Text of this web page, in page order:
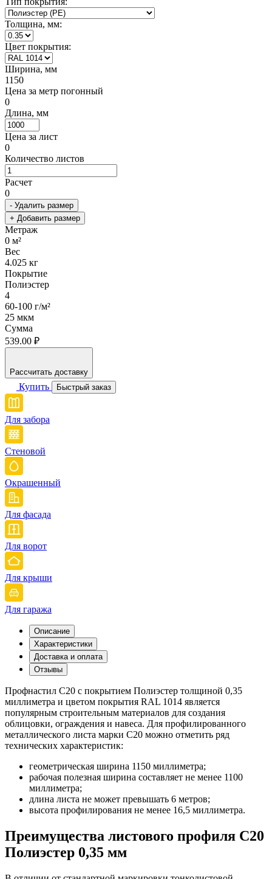
Толщина, мм:
Цвет покрытия:
Ширина, мм
1150
Цена за метр погонный
0
Длина, мм
Цена за лист
0
Количество листов
Расчет
0
- Удалить размер
+ Добавить размер
Метраж
0 м²
Вес
4.025 кг
Покрытие
Полиэстер
4
60-100 г/м²
25 мкм
Сумма
539.00 ₽
Рассчитать доставку
Купить Быстрый заказ
Для забора
Стеновой
Окрашенный
Для фасада
Для ворот
Для крыши
Для гаража
Описание
Характеристики
Доставка и оплата
Отзывы
Профнастил С20 с покрытием Полиэстер толщиной 0,35
миллиметра и цветом покрытия RAL 1014 является
популярным строительным материалов для создания
облицовки, ограждения и навеса. Для профилированного
металлического листа марки С20 можно отметить ряд
технических характеристик:
геометрическая ширина 1150 миллиметра;
рабочая полезная ширина составляет не менее 1100
миллиметра;
длина листа не может превышать 6 метров;
высота профилирования не менее 16,5 миллиметра.
Преимущества листового профиля С20
Полиэстер 0,35 мм